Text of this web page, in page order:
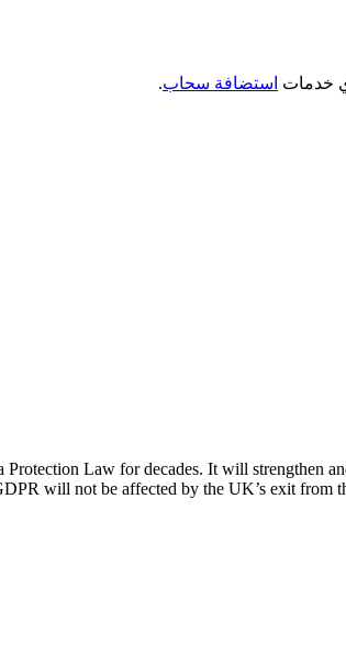
خدمات استضافة سحاب.
Law for decades. It will strengthen
will not be affected by the UK’s exit